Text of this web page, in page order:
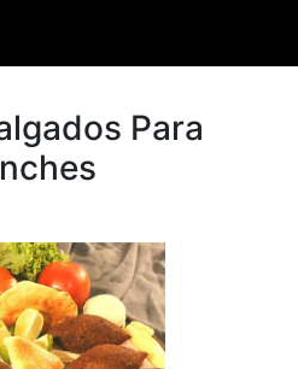
Para